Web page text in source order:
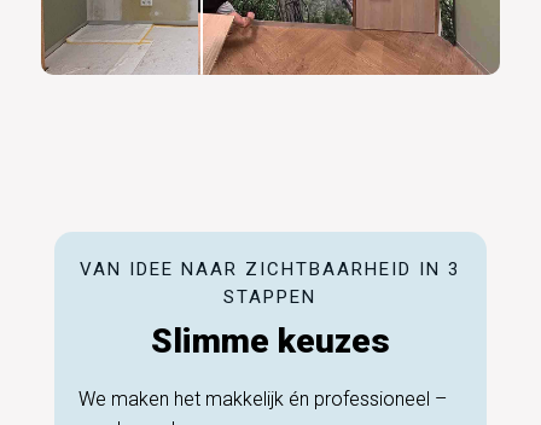
VAN IDEE NAAR ZICHTBAARHEID IN 3
STAPPEN
Slimme keuzes
We maken het makkelijk én professioneel –